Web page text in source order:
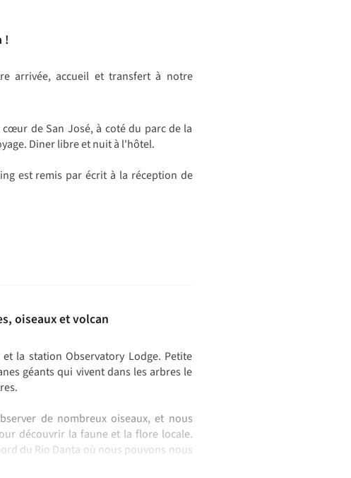
!
arrivée, accueil et transfert à notre
de San José, à coté du parc de la
Diner libre et nuit à l'hôtel.
est remis par écrit à la réception de
oiseaux et volcan
la station Observatory Lodge. Petite
géants qui vivent dans les arbres le
de nombreux oiseaux, et nous
découvrir la faune et la flore locale.
du Rio Danta où nous pouvons nous